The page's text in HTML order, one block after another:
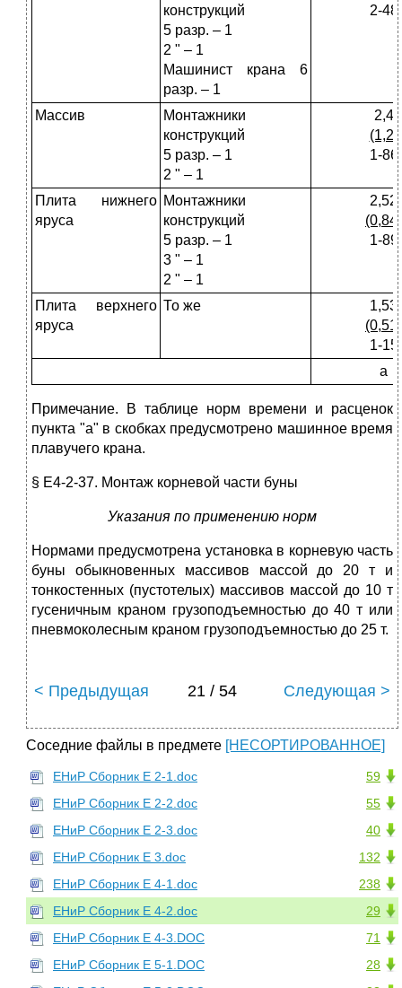
конструкций
5 разр. – 1
2 " – 1
Машинист крана 6
разр. – 1
2-48
Массив
Монтажники
конструкций
5 разр. – 1
2 " – 1
2,4
(1,2)
1-86
Плита нижнего
яруса
Монтажники
конструкций
5 разр. – 1
3 " – 1
2 " – 1
2,52
(0,84)
1-89
Плита верхнего
яруса
То же
1,53
(0,51)
1-15
а
Примечание. В таблице норм времени и расценок
пункта "а" в скобках предусмотрено машинное время
плавучего крана.
§ Е4-2-37. Монтаж корневой части буны
Указания по применению норм
Нормами предусмотрена установка в корневую часть
буны обыкновенных массивов массой до 20 т и
тонкостенных (пустотелых) массивов массой до 10 т
гусеничным краном грузоподъемностью до 40 т или
пневмоколесным краном грузоподъемностью до 25 т.
< Предыдущая 21 / 54 Следующая >
Соседние файлы в предмете [НЕСОРТИРОВАННОЕ]
59
ЕНиР Сборник Е 2-1.doc
55
ЕНиР Сборник Е 2-2.doc
40
ЕНиР Сборник Е 2-3.doc
132
ЕНиР Сборник Е 3.doc
238
ЕНиР Сборник Е 4-1.doc
29
ЕНиР Сборник Е 4-2.doc
71
ЕНиР Сборник Е 4-3.DOC
28
ЕНиР Сборник Е 5-1.DOC